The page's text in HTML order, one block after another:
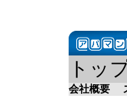
トッ
会社概要